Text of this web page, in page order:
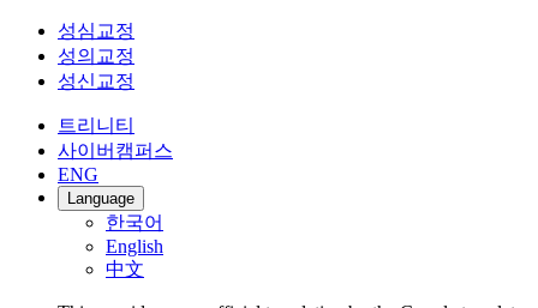
성심교정
성의교정
성신교정
트리니티
사이버캠퍼스
ENG
Language
한국어
English
中文